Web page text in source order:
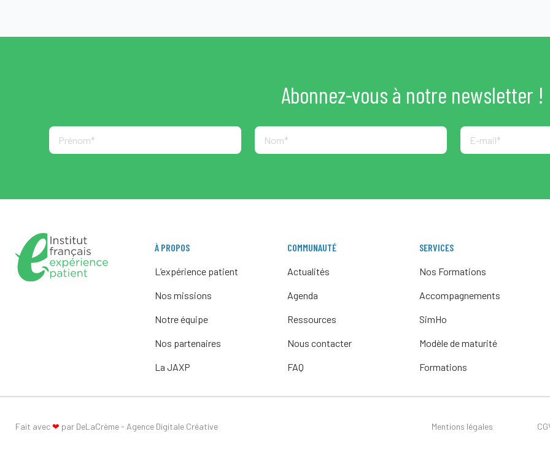
Abonnez-vous à notre newsletter !
À PROPOS
L’expérience patient
Nos missions
Notre équipe
Nos partenaires
La JAXP
COMMUNAUTÉ
Actualités
Agenda
Ressources
Nous contacter
FAQ
SERVICES
Nos Formations
Accompagnements
SimHo
Modèle de maturité
Formations
Fait avec❤ par DeLaCrème - Agence Digitale Créative Mentions légales